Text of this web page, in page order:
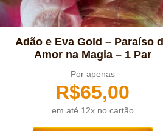
Adão e Eva Gold – Paraíso
Amor na Magia – 1 Par
Por apenas
R$65,00
em até 12x no cartão